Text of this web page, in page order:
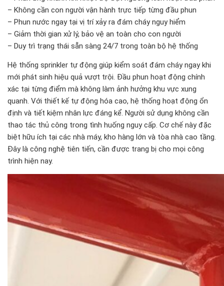
– Không cần con người vận hành trực tiếp từng đầu phun
– Phun nước ngay tại vị trí xảy ra đám cháy nguy hiểm
– Giảm thời gian xử lý, bảo vệ an toàn cho con người
– Duy trì trạng thái sẵn sàng 24/7 trong toàn bộ hệ thống
Hệ thống sprinkler tự động giúp kiểm soát đám cháy ngay khi
mới phát sinh hiệu quả vượt trội. Đầu phun hoạt động chính
xác tại từng điểm mà không làm ảnh hưởng khu vực xung
quanh. Với thiết kế tự động hóa cao, hệ thống hoạt động ổn
định và tiết kiệm nhân lực đáng kể. Người sử dụng không cần
thao tác thủ công trong tình huống nguy cấp. Cơ chế này đặc
biệt hữu ích tại các nhà máy, kho hàng lớn và tòa nhà cao tầng.
Đây là công nghệ tiên tiến, cần được trang bị cho mọi công
trình hiện nay.